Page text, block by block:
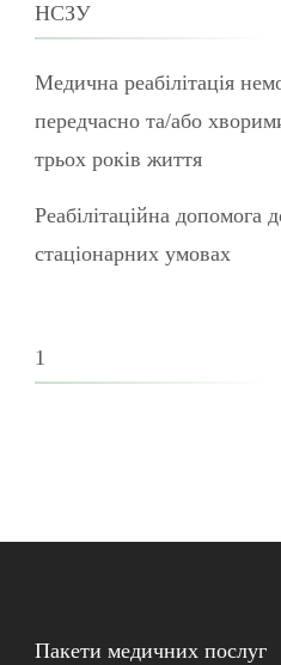
НСЗУ
Медична реабілітація
передчасно та/або
трьох років життя
Реабілітаційна допомога
стаціонарних умовах
1
Пакети медичних послуг